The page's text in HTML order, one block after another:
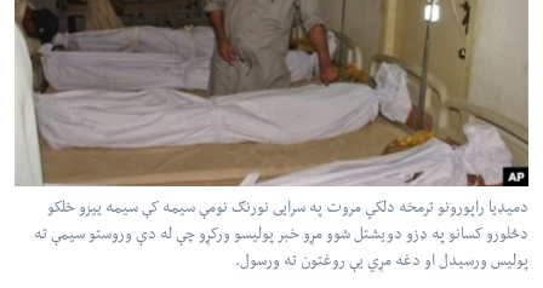
واوړئ
دلته
مخکې
مرکزي
داعش او تندروي
دروغ ریښتیا
اداریه
Learning English
دميډيا راپورونو ترمخه دلکي مروت په سرايى نورنګ نومې سيمه کې سيمه ييزو خلکو
دڅلورو کسانو په ډزو دويشتل شوو مړو خبر پوليسو ورکړو چې له دې وروستو سيمې ته
پوليس ورسيدل او دغه مړي يې روغتون ته ورسول.